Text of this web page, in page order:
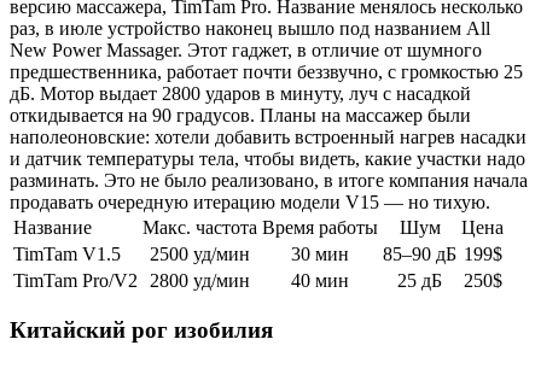
версию массажера, TimTam Pro. Название менялось несколько
раз, в июле устройство наконец вышло под названием All
New Power Massager. Этот гаджет, в отличие от шумного
предшественника, работает почти беззвучно, с громкостью 25
дБ. Мотор выдает 2800 ударов в минуту, луч с насадкой
откидывается на 90 градусов. Планы на массажер были
наполеоновские: хотели добавить встроенный нагрев насадки
и датчик температуры тела, чтобы видеть, какие участки надо
разминать. Это не было реализовано, в итоге компания начала
продавать очередную итерацию модели V15 — но тихую.
Название
Макс. частота Время работы Шум
Цена
TimTam V1.5
2500 уд/мин 30 мин 85–90 дБ 199$
TimTam Pro/V2
2800 уд/мин 40 мин 25 дБ 250$
Китайский рог изобилия